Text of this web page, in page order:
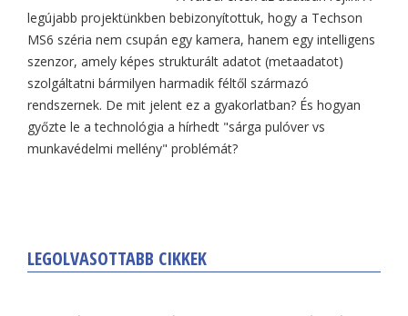
legújabb projektünkben bebizonyítottuk, hogy a Techson
MS6 széria nem csupán egy kamera, hanem egy intelligens
szenzor, amely képes strukturált adatot (metaadatot)
szolgáltatni bármilyen harmadik féltől származó
rendszernek. De mit jelent ez a gyakorlatban? És hogyan
győzte le a technológia a hírhedt "sárga pulóver vs
munkavédelmi mellény" problémát?
LEGOLVASOTTABB CIKKEK